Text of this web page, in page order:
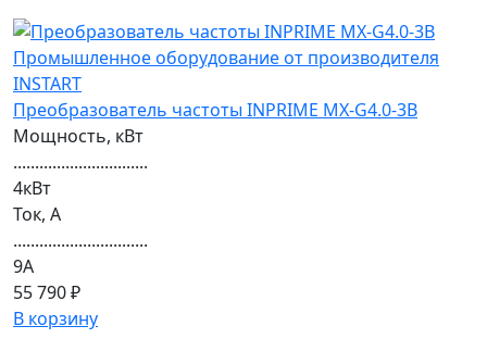
Преобразователь частоты INPRIME MX-G4.0-3B
Мощность, кВт
...............................
4кВт
Ток, А
...............................
9А
55 790 ₽
В корзину